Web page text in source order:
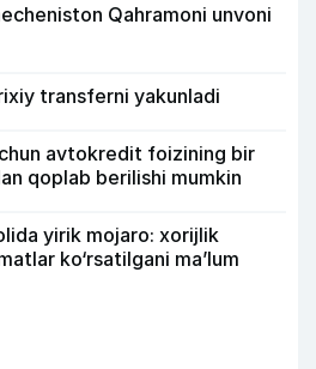
Qahramoni unvoni
transferni yakunladi
avtokredit foizining bir
qoplab berilishi mumkin
yirik mojaro: xorijlik
ko‘rsatilgani ma’lum